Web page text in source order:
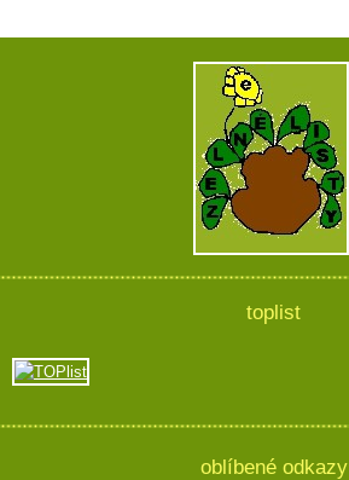
toplist
oblíbené odkazy